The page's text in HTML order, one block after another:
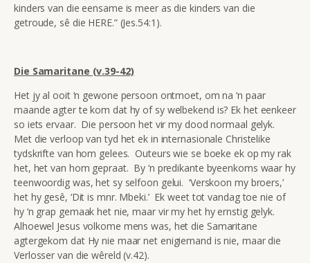
kinders van die eensame is meer as die kinders van die
getroude, sê die HERE.” (Jes.54:1).
Die Samaritane (v.39-42)
Het jy al ooit ‘n gewone persoon ontmoet, om na ‘n paar
maande agter te kom dat hy of sy welbekend is? Ek het eenkeer
so iets ervaar. Die persoon het vir my dood normaal gelyk.
Met die verloop van tyd het ek in internasionale Christelike
tydskrifte van hom gelees. Outeurs wie se boeke ek op my rak
het, het van hom gepraat. By ‘n predikante byeenkoms waar hy
teenwoordig was, het sy selfoon gelui. ‘Verskoon my broers,’
het hy gesê, ‘Dit is mnr. Mbeki.’ Ek weet tot vandag toe nie of
hy ‘n grap gemaak het nie, maar vir my het hy ernstig gelyk.
Alhoewel Jesus volkome mens was, het die Samaritane
agtergekom dat Hy nie maar net enigiemand is nie, maar die
Verlosser van die wêreld (v.42).